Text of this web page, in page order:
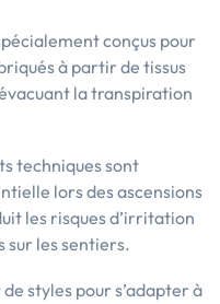
conçus pour
à partir de tissus
la transpiration
techniques sont
lors des ascensions
les risques d’irritation
sur les sentiers.
styles pour s’adapter à